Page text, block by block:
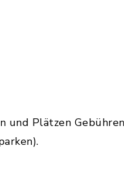
und Plätzen